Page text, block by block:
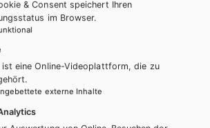
PDF | 1.5 MB
| 1.44 MB
| 1.42 MB
PDF | 1.43 MB
& Consent speichert Ihren
im Browser.
ist eine Online-Videoplattform, die zu
externe Inhalte